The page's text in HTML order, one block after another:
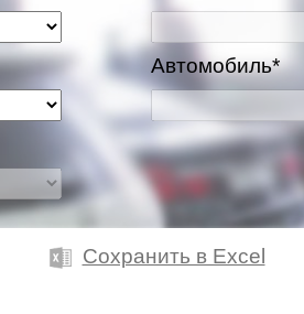
Автомобиль*
Сохранить в Excel